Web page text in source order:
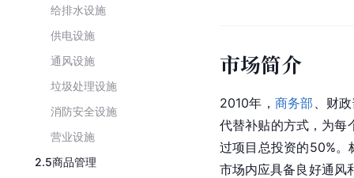
给排水设施
供电设施
通风设施
垃圾处理设施
消防安全设施
营业设施
2.5商品管理
市场简介
2010年， 商务部 、财
代替补贴的方式，为每
过项目总投资的50%。
市场内应具备良好通风